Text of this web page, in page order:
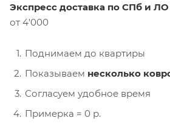
Экспресс доставка по СПб и ЛО
от 4'000
Поднимаем до квартиры
Показываем несколько
Согласуем удобное время
Примерка = 0 р.